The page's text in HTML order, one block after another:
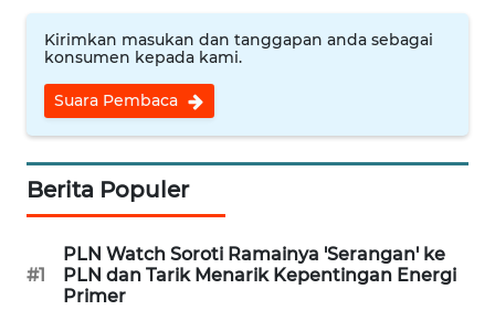
Kirimkan masukan dan tanggapan anda sebagai
konsumen kepada kami.
Suara Pembaca
Berita Populer
#1
PLN Watch Soroti Ramainya 'Serangan' ke
PLN dan Tarik Menarik Kepentingan Energi
Primer
WN
CIREBON
INDRAMAYU
KUNINGAN